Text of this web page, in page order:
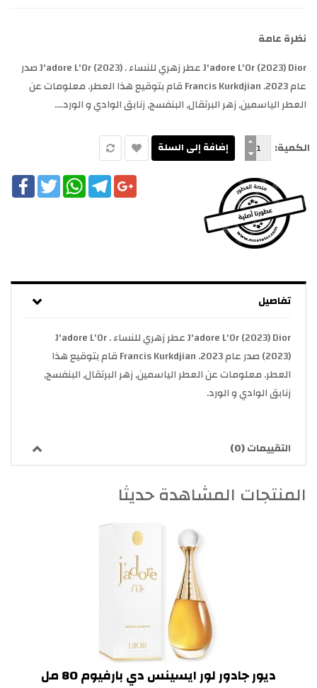
نظرة عامة
J'adore L'Or (2023) Dior عطر زهري للنساء . J'adore L'Or (2023) صدر
عام 2023. Francis Kurkdjian قام بتوقيع هذا العطر. معلومات عن
العطر الياسمين, زهر البرتقال, البنفسج, زنابق الوادي و الورد....
الكمية:
Twitter
WhatsAppTelegramGoogle+
تفاصيل
J'adore L'Or (2023) Dior عطر زهري للنساء . J'adore L'Or
(2023) صدر عام 2023. Francis Kurkdjian قام بتوقيع هذا
العطر. معلومات عن العطر الياسمين, زهر البرتقال, البنفسج,
زنابق الوادي و الورد.
التقييمات (0)
المنتجات المشاهدة حديثا
ديور جادور لور ايسينس دي بارفيوم 80 مل